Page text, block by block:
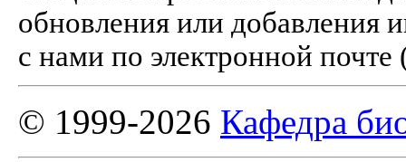
обновления или добавления
с нами по электронной почте
© 1999-2026 Кафедра